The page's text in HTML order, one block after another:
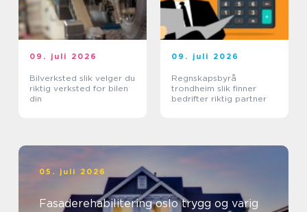
09. juli 2026
Bilverksted slik velger du
riktig verksted for bilen
din
09. juli 2026
Regnskapsbyrå
trondheim slik finner
bedrifter riktig partner
05. juli 2026
Fasaderehabilitering oslo trygg og varig